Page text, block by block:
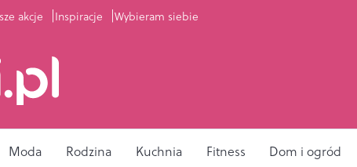
akcje Inspiracje Wybieram siebie
Moda Rodzina Kuchnia Fitness Dom i ogród